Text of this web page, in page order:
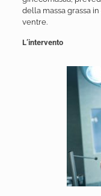
della massa grassa
ventre.
L’intervento